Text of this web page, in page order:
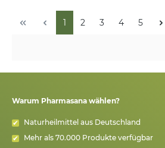
1 2 3 4 5
Warum Pharmasana wählen?
Naturheilmittel aus Deutschland
Mehr als 70.000 Produkte verfügbar